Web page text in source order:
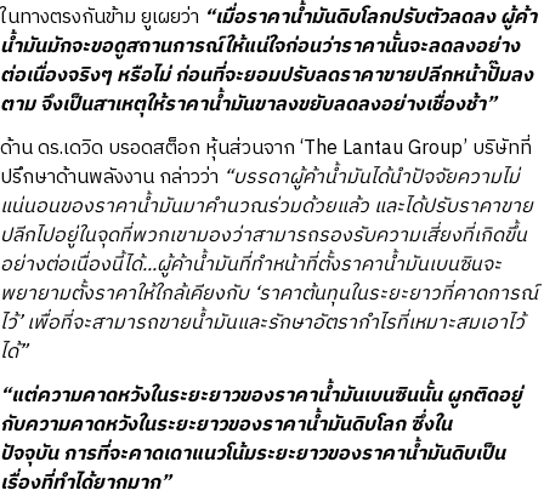
ในทางตรงกันข้าม ยูเผยว่า “เมื่อราคาน้ำมันดิบโลกปรับตัวลดลง ผู้ค้า
น้ำมันมักจะขอดูสถานการณ์ให้แน่ใจก่อนว่าราคานั้นจะลดลงอย่าง
ต่อเนื่องจริงๆ หรือไม่ ก่อนที่จะยอมปรับลดราคาขายปลีกหน้าปั๊มลง
ตาม จึงเป็นสาเหตุให้ราคาน้ำมันขาลงขยับลดลงอย่างเชื่องช้า”
ด้าน ดร.เดวิด บรอดสต็อก หุ้นส่วนจาก ‘The Lantau Group’ บริษัทที่
ปรึกษาด้านพลังงาน กล่าวว่า “บรรดาผู้ค้าน้ำมันได้นำปัจจัยความไม่
แน่นอนของราคาน้ำมันมาคำนวณร่วมด้วยแล้ว และได้ปรับราคาขาย
ปลีกไปอยู่ในจุดที่พวกเขามองว่าสามารถรองรับความเสี่ยงที่เกิดขึ้น
อย่างต่อเนื่องนี้ได้...ผู้ค้าน้ำมันที่ทำหน้าที่ตั้งราคาน้ำมันเบนซินจะ
พยายามตั้งราคาให้ใกล้เคียงกับ ‘ราคาต้นทุนในระยะยาวที่คาดการณ์
ไว้’ เพื่อที่จะสามารถขายน้ำมันและรักษาอัตรากำไรที่เหมาะสมเอาไว้
ได้”
“แต่ความคาดหวังในระยะยาวของราคาน้ำมันเบนซินนั้น ผูกติดอยู่
กับความคาดหวังในระยะยาวของราคาน้ำมันดิบโลก ซึ่งใน
ปัจจุบัน การที่จะคาดเดาแนวโน้มระยะยาวของราคาน้ำมันดิบเป็น
เรื่องที่ทำได้ยากมาก”